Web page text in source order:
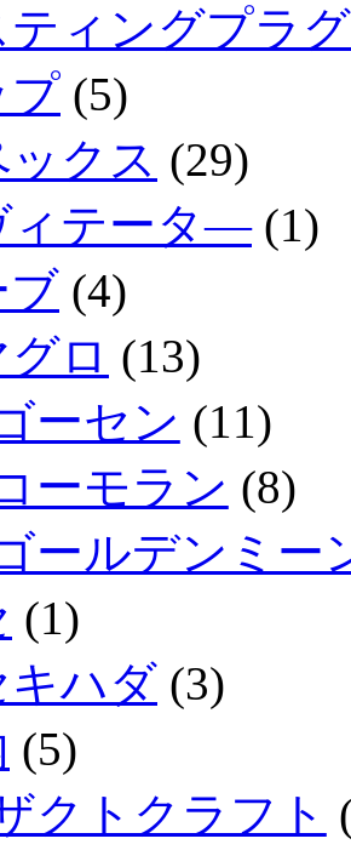
ティングプラ
プ (5)
クス (29)
ィテータ―(1)
ブ (4)
ロ (13)
ーセン (11)
ーモラン (8)
ールデンミー
(1)
キハダ (3)
(5)
クトクラフト